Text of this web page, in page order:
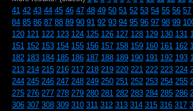
41 42 43 44 45 46 47 48 49 50 51 52 53 54 55 56 57
84 85 86 87 88 89 90 91 92 93 94 95 96 97 98 99
120 121 122 123 124 125 126 127 128 129 130 131
151 152 153 154 155 156 157 158 159 160 161 162
182 183 184 185 186 187 188 189 190 191 192 193
213 214 215 216 217 218 219 220 221 222 223 224
244 245 246 247 248 249 250 251 252 253 254 255
275 276 277 278 279 280 281 282 283 284 285 286
306 307 308 309 310 311 312 313 314 315 316 317